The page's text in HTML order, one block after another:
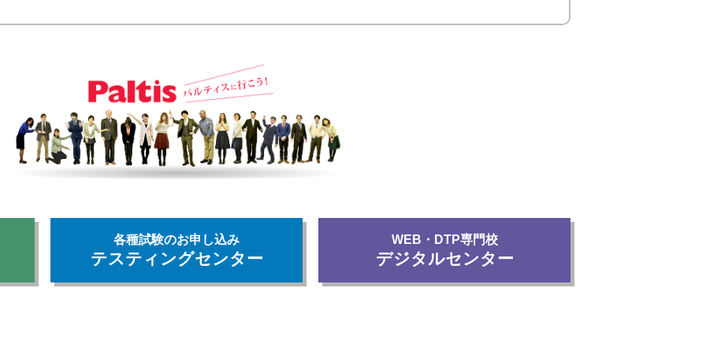
各種試験のお申し込み
テスティングセンター
WEB・DTP専門校
デジタルセンター